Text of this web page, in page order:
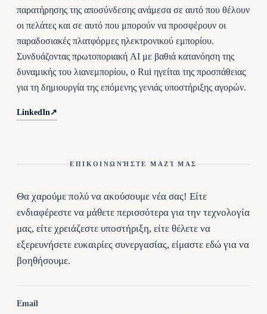
παρατήρησης της αποσύνδεσης ανάμεσα σε αυτό που θέλουν
οι πελάτες και σε αυτό που μπορούν να προσφέρουν οι
παραδοσιακές πλατφόρμες ηλεκτρονικού εμπορίου.
Συνδυάζοντας πρωτοποριακή AI με βαθιά κατανόηση της
δυναμικής του λιανεμπορίου, ο Rui ηγείται της προσπάθειας
για τη δημιουργία της επόμενης γενιάς υποστήριξης αγορών.
LinkedIn↗
ΕΠΙΚΟΙΝΩΝΉΣΤΕ ΜΑΖΊ ΜΑΣ
Θα χαρούμε πολύ να ακούσουμε νέα σας! Είτε
ενδιαφέρεστε να μάθετε περισσότερα για την τεχνολογία
μας, είτε χρειάζεστε υποστήριξη, είτε θέλετε να
εξερευνήσετε ευκαιρίες συνεργασίας, είμαστε εδώ για να
βοηθήσουμε.
Email